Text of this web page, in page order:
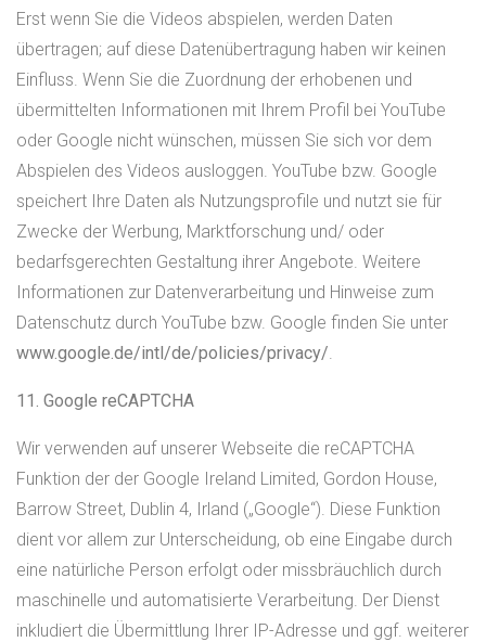
Erst wenn Sie die Videos abspielen, werden Daten
übertragen; auf diese Datenübertragung haben wir keinen
Einfluss. Wenn Sie die Zuordnung der erhobenen und
übermittelten Informationen mit Ihrem Profil bei YouTube
oder Google nicht wünschen, müssen Sie sich vor dem
Abspielen des Videos ausloggen. YouTube bzw. Google
speichert Ihre Daten als Nutzungsprofile und nutzt sie für
Zwecke der Werbung, Marktforschung und/ oder
bedarfsgerechten Gestaltung ihrer Angebote. Weitere
Informationen zur Datenverarbeitung und Hinweise zum
Datenschutz durch YouTube bzw. Google finden Sie unter
www.google.de/intl/de/policies/privacy/.
11. Google reCAPTCHA
Wir verwenden auf unserer Webseite die reCAPTCHA
Funktion der der Google Ireland Limited, Gordon House,
Barrow Street, Dublin 4, Irland („Google“). Diese Funktion
dient vor allem zur Unterscheidung, ob eine Eingabe durch
eine natürliche Person erfolgt oder missbräuchlich durch
maschinelle und automatisierte Verarbeitung. Der Dienst
inkludiert die Übermittlung Ihrer IP-Adresse und ggf. weiterer